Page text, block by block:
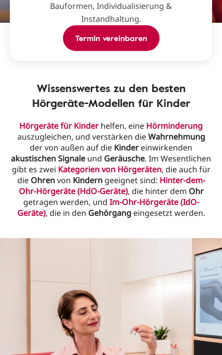
Bauformen, Individualisierung &
Instandhaltung.
Termin vereinbaren
Wissenswertes zu den besten
Hörgeräte-Modellen für Kinder
Hörgeräte für Kinder helfen, eine Hörminderung
auszugleichen, und verstärken dieWahrnehmung
der von außen auf die Kinder einwirkenden
akustischen Signale und Geräusche. Im Wesentlichen
gibt es zwei Kategorien von Hörgeräten, die auch für
die Ohrenvon Kinderngeeignet sind: Hinter-dem-
Ohr-Hörgeräte (HdO-Geräte), die hinter dem Ohr
getragen werden, und Im-Ohr-Hörgeräte (IdO-
Geräte), die in den Gehörgangeingesetzt werden.